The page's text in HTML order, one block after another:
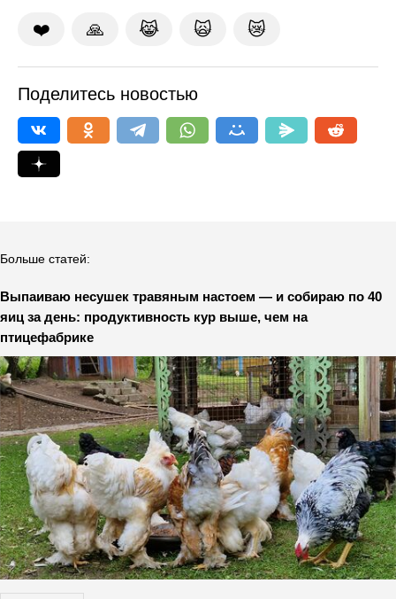
❤️ 🙏 😹 🙀 😿
Поделитесь новостью
Больше статей:
Выпаиваю несушек травяным настоем — и собираю по 40
яиц за день: продуктивность кур выше, чем на
птицефабрике